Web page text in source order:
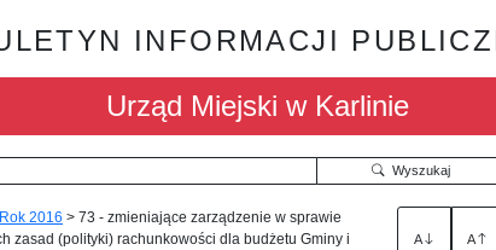
INFORMACJI
Urząd Miejski w Karlinie
Wyszukaj
Rok 2016 > 73 - zmieniające zarządzenie w sprawie
zasad (polityki) rachunkowości dla budżetu Gminy i
A A